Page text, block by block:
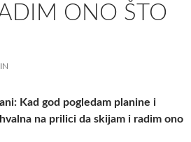
ONO ŠTO
Kad god pogledam planine i
na prilici da skijam i radim ono